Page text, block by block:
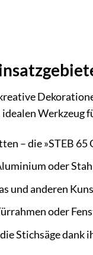
Werkzeug
– die »STEB
oder
und anderen
oder
Stichsäge dank